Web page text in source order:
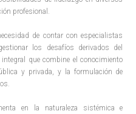
profesional.
de contar con especialistas
los desafíos derivados del
que combine el conocimiento
y privada, y la formulación de
en la naturaleza sistémica e